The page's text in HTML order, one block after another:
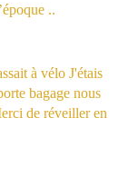
..
à vélo J'étais
bagage nous
de réveiller en